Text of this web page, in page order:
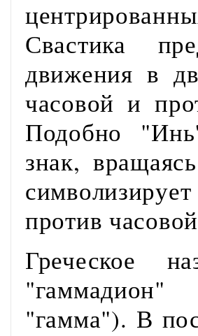
Свастика
движения в
часовой и
Подобно
знак,
против
Греческое
"гамма"). В